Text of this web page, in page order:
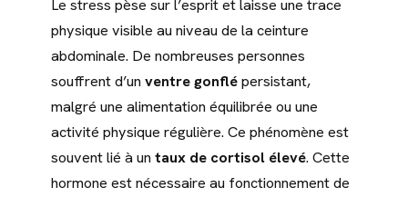
Le stress pèse sur l’esprit et laisse une trace
physique visible au niveau de la ceinture
abdominale. De nombreuses personnes
souffrent d’un ventre gonflépersistant,
malgré une alimentation équilibrée ou une
activité physique régulière. Ce phénomène est
souvent lié à un taux de cortisol élevé. Cette
hormone est nécessaire au fonctionnement de